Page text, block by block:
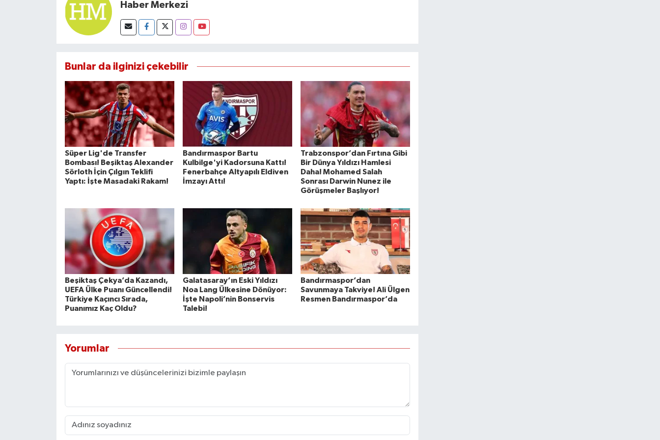
Haber Merkezi
Bunlar da ilginizi çekebilir
Süper Lig'de Transfer
Bombası! Beşiktaş Alexander
Sörloth İçin Çılgın Teklifi
Yaptı: İşte Masadaki Rakam!
Bandırmaspor Bartu
Kulbilge'yi Kadorsuna Kattı!
Fenerbahçe Altyapılı Eldiven
İmzayı Attı!
Trabzonspor’dan Fırtına Gibi
Bir Dünya Yıldızı Hamlesi
Daha! Mohamed Salah
Sonrası Darwin Nunez ile
Görüşmeler Başlıyor!
Beşiktaş Çekya’da Kazandı,
UEFA Ülke Puanı Güncellendi!
Türkiye Kaçıncı Sırada,
Puanımız Kaç Oldu?
Galatasaray’ın Eski Yıldızı
Noa Lang Ülkesine Dönüyor:
İşte Napoli’nin Bonservis
Talebi!
Bandırmaspor’dan
Savunmaya Takviye! Ali Ülgen
Resmen Bandırmaspor’da
Yorumlar